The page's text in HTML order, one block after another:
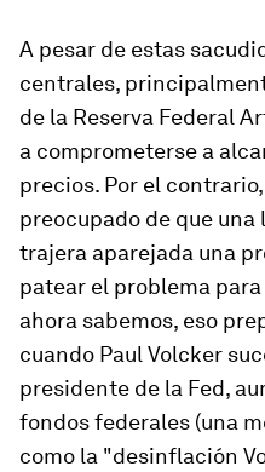
A pesar de estas
centrales,
de la Reserva Federal
a comprometerse a
precios. Por el
preocupado de que
trajera aparejada una
patear el problema para
ahora sabemos, eso
cuando Paul Volcker
presidente de la Fed,
fondos federales (una
como la "desinflación